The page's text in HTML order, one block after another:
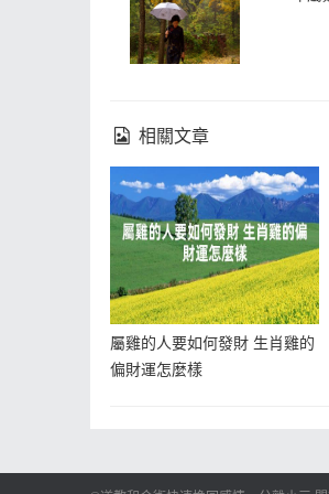
相關文章
屬雞的人要如何發財 生肖雞的
偏財運怎麼樣